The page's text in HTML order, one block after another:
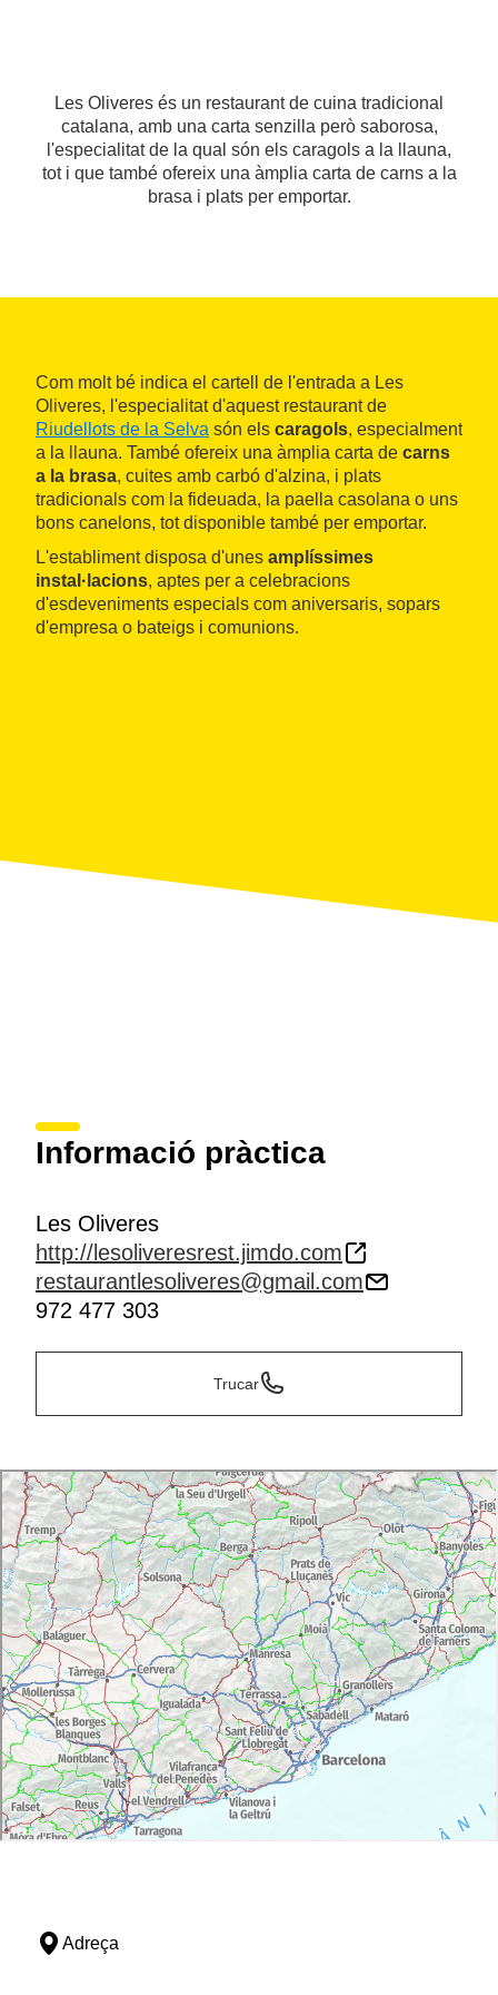
Les Oliveres és un restaurant de cuina tradicional
catalana, amb una carta senzilla però saborosa,
l'especialitat de la qual són els caragols a la llauna,
tot i que també ofereix una àmplia carta de carns a la
brasa i plats per emportar.
Com molt bé indica el cartell de l'entrada a Les
Oliveres, l'especialitat d'aquest restaurant de
Riudellots de la Selva són els caragols, especialment
a la llauna. També ofereix una àmplia carta de carns
a la brasa, cuites amb carbó d'alzina, i plats
tradicionals com la fideuada, la paella casolana o uns
bons canelons, tot disponible també per emportar.
L'establiment disposa d'unes amplíssimes
instal·lacions, aptes per a celebracions
d'esdeveniments especials com aniversaris, sopars
d'empresa o bateigs i comunions.
Informació pràctica
Les Oliveres
http://lesoliveresrest.jimdo.com
restaurantlesoliveres@gmail.com
972 477 303
Trucar
Adreça